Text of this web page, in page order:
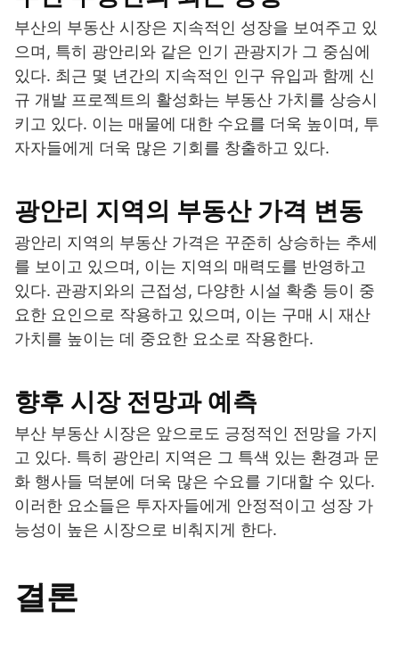
부산의 부동산 시장은 지속적인 성장을 보여주고 있
으며, 특히 광안리와 같은 인기 관광지가 그 중심에
있다. 최근 몇 년간의 지속적인 인구 유입과 함께 신
규 개발 프로젝트의 활성화는 부동산 가치를 상승시
키고 있다. 이는 매물에 대한 수요를 더욱 높이며, 투
자자들에게 더욱 많은 기회를 창출하고 있다.
광안리 지역의 부동산 가격 변동
광안리 지역의 부동산 가격은 꾸준히 상승하는 추세
를 보이고 있으며, 이는 지역의 매력도를 반영하고
있다. 관광지와의 근접성, 다양한 시설 확충 등이 중
요한 요인으로 작용하고 있으며, 이는 구매 시 재산
가치를 높이는 데 중요한 요소로 작용한다.
향후 시장 전망과 예측
부산 부동산 시장은 앞으로도 긍정적인 전망을 가지
고 있다. 특히 광안리 지역은 그 특색 있는 환경과 문
화 행사들 덕분에 더욱 많은 수요를 기대할 수 있다.
이러한 요소들은 투자자들에게 안정적이고 성장 가
능성이 높은 시장으로 비춰지게 한다.
결론